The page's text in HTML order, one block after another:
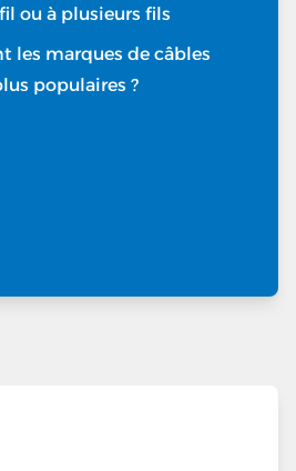
ou à plusieurs fils
les marques de câbles
populaires ?